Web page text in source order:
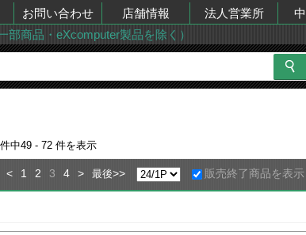
お問い合わせ 店舗情報 法人営業所
商品・eXcomputer製品を除く）
件中49 - 72 件を表示
< 1 2 3 4 > 最後>> 販売終了商品を表